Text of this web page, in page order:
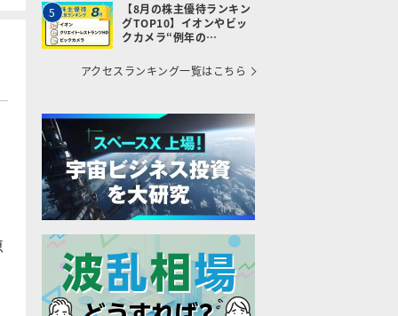
5
【8月の株主優待ランキン
グTOP10】イオンやビッ
クカメラ“例年の…
アクセスランキング一覧はこちら